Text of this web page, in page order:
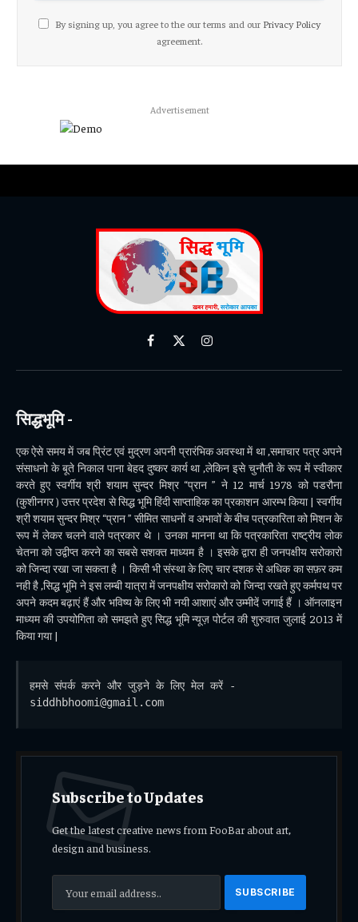
By signing up, you agree to the our terms and our Privacy Policy
agreement.
Advertisement
Facebook
X
Instagram
सिद्धभूमि -
एक ऐसे समय में जब प्रिंट एवं मुद्रण अपनी प्रारंभिक अवस्था में था ,समाचार पत्र अपने
संसाधनो के बूते निकाल पाना बेहद दुष्कर कार्य था ,लेकिन इसे चुनौती के रूप में स्वीकार
करते हुए स्वर्गीय श्री शयाम सुन्दर मिश्र “प्रान ” ने 12 मार्च 1978 को पडरौना
(कुशीनगर ) उत्तर प्रदेश से सिद्ध भूमि हिंदी साप्ताहिक का प्रकाशन आरम्भ किया | स्वर्गीय
श्री शयाम सुन्दर मिश्र “प्रान ” सीमित साधनों व अभावों के बीच पत्रकारिता को मिशन के
रूप में लेकर चलने वाले पत्रकार थे । उनका मानना था कि पत्रकारिता राष्ट्रीय लोक
चेतना को उद्वीप्त करने का सबसे सशक्त माध्यम है । इसके द्वारा ही जनपक्षीय सरोकारो
को जिन्दा रखा जा सकता है । किसी भी संस्था के लिए चार दशक से अधिक का सफ़र कम
नही है ,सिद्ध भूमि ने इस लम्बी यात्रा में जनपक्षीय सरोकारो को जिन्दा रखते हुए कर्मपथ पर
अपने कदम बढ़ाएं हैं और भविष्य के लिए भी नयी आशाएं और उम्मीदें जगाई हैं । ऑनलाइन
माध्यम की उपयोगिता को समझते हुए सिद्ध भूमि न्यूज़ पोर्टल की शुरुवात जुलाई 2013 में
किया गया |
हमसे संपर्क करने और जुड़ने के लिए मेल करें -
siddhbhoomi@gmail.com
Subscribe to Updates
Get the latest creative news from FooBar about art,
design and business.